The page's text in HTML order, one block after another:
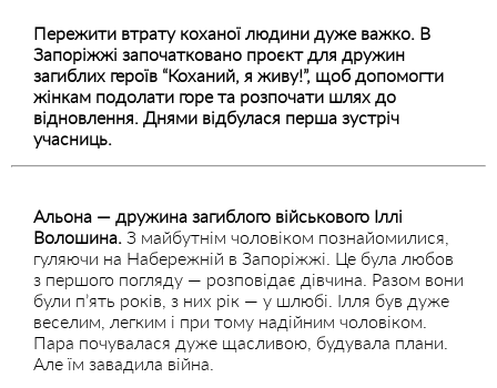
Пережити втрату коханої людини дуже важко. В
Запоріжжі започатковано проєкт для дружин
загиблих героїв “Коханий, я живу!”, щоб допомогти
жінкам подолати горе та розпочати шлях до
відновлення. Днями відбулася перша зустріч
учасниць.
Альона — дружина загиблого військового Іллі
Волошина. З майбутнім чоловіком познайомилися,
гуляючи на Набережній в Запоріжжі. Це була любов
з першого погляду — розповідає дівчина. Разом вони
були п’ять років, з них рік — у шлюбі. Ілля був дуже
веселим, легким і при тому надійним чоловіком.
Пара почувалася дуже щасливою, будувала плани.
Але їм завадила війна.